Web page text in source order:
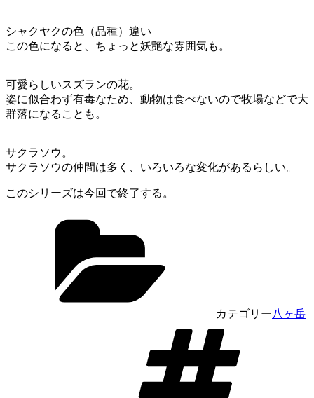
シャクヤクの色（品種）違い
この色になると、ちょっと妖艶な雰囲気も。
可愛らしいスズランの花。
姿に似合わず有毒なため、動物は食べないので牧場などで大
群落になることも。
サクラソウ。
サクラソウの仲間は多く、いろいろな変化があるらしい。
このシリーズは今回で終了する。
カテゴリー八ヶ岳